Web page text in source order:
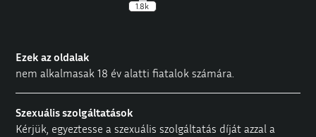
1.8k
Ezek az oldalak
nem alkalmasak 18 év alatti fiatalok számára.
Szexuális szolgáltatások
Kérjük, egyeztesse a szexuális szolgáltatás díját azzal a